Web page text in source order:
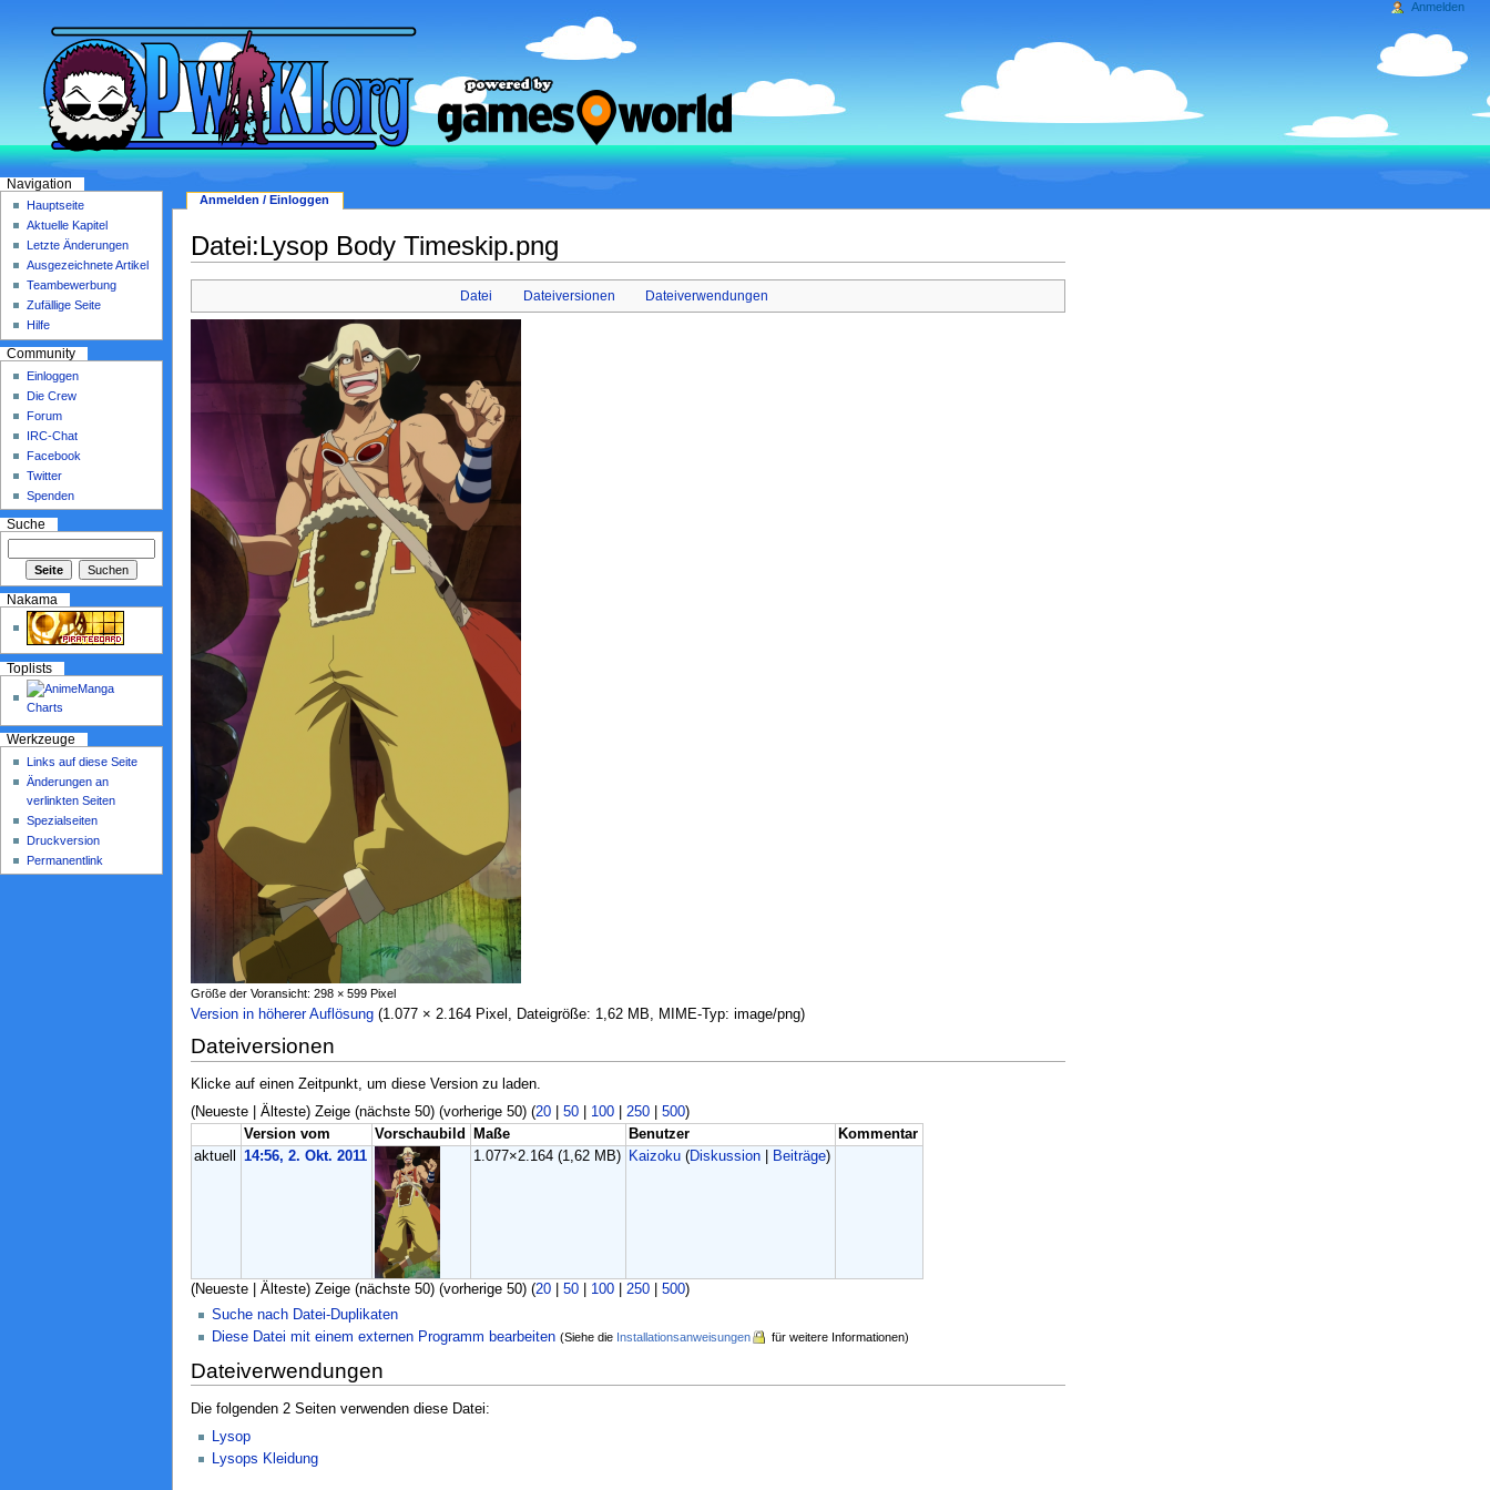
Datei:Lysop Body Timeskip.png
Datei Dateiversionen Dateiverwendungen
Größe der Voransicht: 298 × 599 Pixel
Version in höherer Auflösung‎ (1.077 × 2.164 Pixel, Dateigröße: 1,62 MB, MIME-Typ: image/png)
Dateiversionen
Klicke auf einen Zeitpunkt, um diese Version zu laden.
(Neueste | Älteste) Zeige (nächste 50) (vorherige 50) (20| 50| 100| 250| 500)
Version vom
Vorschaubild Maße Benutzer
Kommentar
aktuell
14:56, 2. Okt. 2011 1.077×2.164(1,62 MB) Kaizoku (Diskussion Beiträge)
(Neueste | Älteste) Zeige (nächste 50) (vorherige 50) (20| 50| 100| 250| 500)
Suche nach Datei-Duplikaten
Diese Datei mit einem externen Programm bearbeiten (Siehe die Installationsanweisungen für weitere Informationen)
Dateiverwendungen
Die folgenden 2 Seiten verwenden diese Datei:
Lysop
Lysops Kleidung
Anmelden / Einloggen
Anmelden
Navigation
Hauptseite
Aktuelle Kapitel
Letzte Änderungen
Ausgezeichnete Artikel
Teambewerbung
Zufällige Seite
Hilfe
Community
Einloggen
Die Crew
Forum
IRC-Chat
Facebook
Twitter
Spenden
Suche
Nakama
Toplists
Werkzeuge
Links auf diese Seite
Änderungen an
verlinkten Seiten
Spezialseiten
Druckversion
Permanentlink